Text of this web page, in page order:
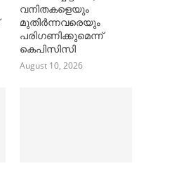
വനിതകളെയും
മുതിര്‍ന്നവരെയും
പരിഗണിക്കുമെന്ന്
കെപിസിസി
August 10, 2026